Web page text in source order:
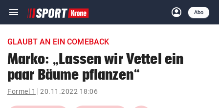
menu Navigation
ein-/ausklappen
account_circle
Anmelden
Abo
close Schließen
account_circle Anmelden
Wien
GLAUBT AN EIN COMEBACK
Marko: „Lassen wir Vettel ein
paar Bäume pflanzen“
Formel 1 20.11.2022 18:06